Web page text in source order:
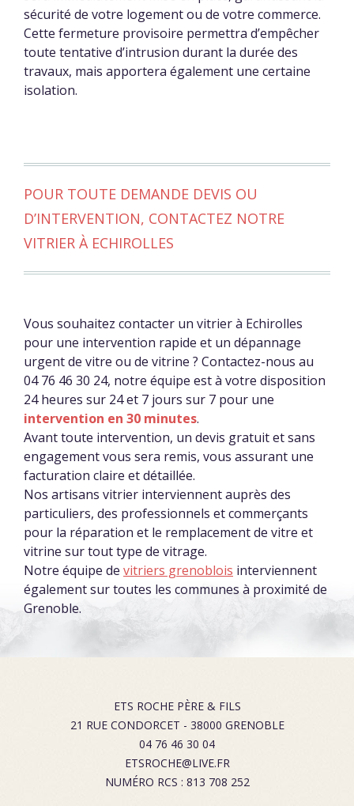
sécurité de votre logement ou de votre commerce.
Cette fermeture provisoire permettra d’empêcher
toute tentative d’intrusion durant la durée des
travaux, mais apportera également une certaine
isolation.
POUR TOUTE DEMANDE DEVIS OU
D’INTERVENTION, CONTACTEZ NOTRE
VITRIER À ECHIROLLES
Vous souhaitez contacter un vitrier à Echirolles
pour une intervention rapide et un dépannage
urgent de vitre ou de vitrine ? Contactez-nous au
04 76 46 30 24, notre équipe est à votre disposition
24 heures sur 24 et 7 jours sur 7 pour une
intervention en 30 minutes.
Avant toute intervention, un devis gratuit et sans
engagement vous sera remis, vous assurant une
facturation claire et détaillée.
Nos artisans vitrier interviennent auprès des
particuliers, des professionnels et commerçants
pour la réparation et le remplacement de vitre et
vitrine sur tout type de vitrage.
Notre équipe de vitriers grenoblois interviennent
également sur toutes les communes à proximité de
Grenoble.
ETS ROCHE PÈRE & FILS
21 RUE CONDORCET - 38000 GRENOBLE
04 76 46 30 04
ETSROCHE@LIVE.FR
NUMÉRO RCS : 813 708 252